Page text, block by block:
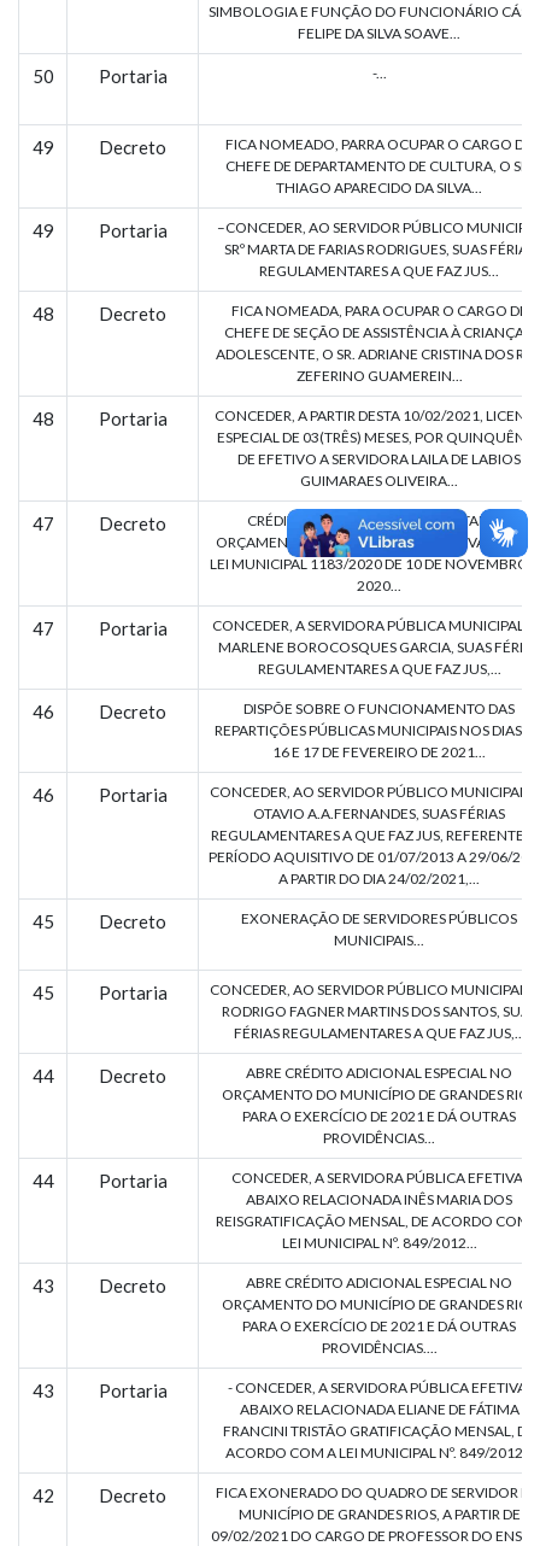
SIMBOLOGIA E FUNÇÃO DO FUNCIONÁRIO
FELIPE DA SILVA SOAVE...
50 Portaria -...
49 Decreto
FICA NOMEADO, PARRA OCUPAR O CARGO DE
CHEFE DE DEPARTAMENTO DE CULTURA, O SR.
THIAGO APARECIDO DA SILVA...
49 Portaria
–CONCEDER, AO SERVIDOR PÚBLICO
SRº MARTA DE FARIAS RODRIGUES, SUAS FÉRIAS
REGULAMENTARES A QUE FAZ JUS...
48 Decreto
FICA NOMEADA, PARA OCUPAR O CARGO DE
CHEFE DE SEÇÃO DE ASSISTÊNCIA À CRIANÇA E
ADOLESCENTE, O SR. ADRIANE CRISTINA DOS
ZEFERINO GUAMEREIN...
48 Portaria
CONCEDER, A PARTIR DESTA 10/02/2021,
ESPECIAL DE 03(TRÊS) MESES, POR QUINQUÊNIO
DE EFETIVO A SERVIDORA LAILA DE LABIOS
GUIMARAES OLIVEIRA...
47 Decreto
CRÉDITO ADICIONAL SUPLEMENTAR NO
ORÇAMENTO PROGRAMA 2021 APROVADO
LEI MUNICIPAL 1183/2020 DE 10 DE NOVEMBRO
2020...
47 Portaria
CONCEDER, A SERVIDORA PÚBLICA MUNICIPAL
MARLENE BOROCOSQUES GARCIA, SUAS FÉRIAS
REGULAMENTARES A QUE FAZ JUS,...
46 Decreto
DISPÕE SOBRE O FUNCIONAMENTO DAS
REPARTIÇÕES PÚBLICAS MUNICIPAIS NOS DIAS
16 E 17 DE FEVEREIRO DE 2021...
46 Portaria
CONCEDER, AO SERVIDOR PÚBLICO MUNICIPAL
OTAVIO A.A.FERNANDES, SUAS FÉRIAS
REGULAMENTARES A QUE FAZ JUS, REFERENTE
PERÍODO AQUISITIVO DE 01/07/2013 A 29/06/
A PARTIR DO DIA 24/02/2021,...
45 Decreto
EXONERAÇÃO DE SERVIDORES PÚBLICOS
MUNICIPAIS...
45 Portaria
CONCEDER, AO SERVIDOR PÚBLICO MUNICIPAL
RODRIGO FAGNER MARTINS DOS SANTOS, SUAS
FÉRIAS REGULAMENTARES A QUE FAZ JUS,...
44 Decreto
ABRE CRÉDITO ADICIONAL ESPECIAL NO
ORÇAMENTO DO MUNICÍPIO DE GRANDES RIOS
PARA O EXERCÍCIO DE 2021 E DÁ OUTRAS
PROVIDÊNCIAS...
44 Portaria
CONCEDER, A SERVIDORA PÚBLICA EFETIVA,
ABAIXO RELACIONADA INÊS MARIA DOS
REISGRATIFICAÇÃO MENSAL, DE ACORDO COM
LEI MUNICIPAL Nº. 849/2012...
43 Decreto
ABRE CRÉDITO ADICIONAL ESPECIAL NO
ORÇAMENTO DO MUNICÍPIO DE GRANDES RIOS
PARA O EXERCÍCIO DE 2021 E DÁ OUTRAS
PROVIDÊNCIAS....
43 Portaria
- CONCEDER, A SERVIDORA PÚBLICA EFETIVA,
ABAIXO RELACIONADA ELIANE DE FÁTIMA
FRANCINI TRISTÃO GRATIFICAÇÃO MENSAL, DE
ACORDO COM A LEI MUNICIPAL Nº. 849/2012...
42 Decreto
FICA EXONERADO DO QUADRO DE SERVIDOR
MUNICÍPIO DE GRANDES RIOS, A PARTIR DE
09/02/2021 DO CARGO DE PROFESSOR DO